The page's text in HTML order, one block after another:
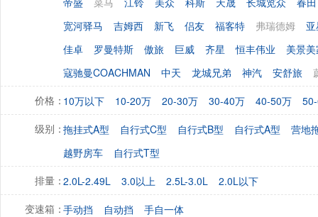
宽河驿马
吉姆西 新飞 侣友 福客特 弗瑞德姆
佳卓
罗曼特斯 傲旅 巨威 齐星 恒丰伟业
美景
寇驰曼COACHMAN
中天 龙城兄弟 神汽 安舒旅
价格：10万以下 10-20万 20-30万 30-40万 40-50万
级别：拖挂式A型 自行式C型 自行式B型 自行式A型
营地
越野房车
自行式T型
排量：2.0L-2.49L 3.0以上 2.5L-3.0L 2.0L以下
变速箱：手动挡 自动挡 手自一体